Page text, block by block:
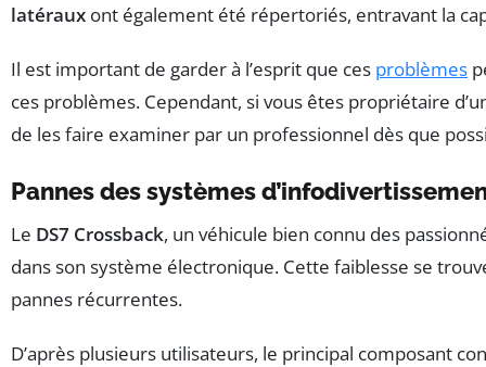
latéraux ont également été répertoriés, entravant la
Il est important de garder à l’esprit que ces problèmes
ces problèmes. Cependant, si vous êtes propriétaire
de les faire examiner par un professionnel dès que
Pannes des systèmes
Le DS7 Crossback, un véhicule bien connu des
dans son système électronique. Cette faiblesse se
pannes récurrentes.
D’après plusieurs utilisateurs, le principal composant